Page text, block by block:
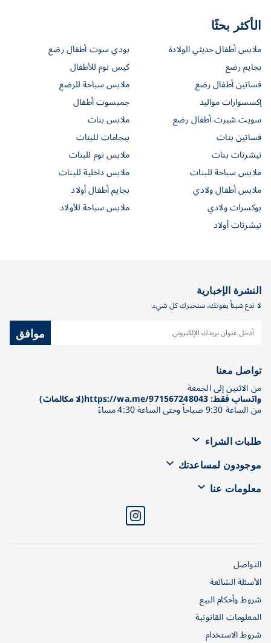
الأكثر بحثًا
ملابس أطفال حديثي الولادة
بودي سوت أطفال رضع
بجايم رضع
كيس نوم للأطفال
فساتين أطفال رضع
ملابس سباحة للرضع
إكسسوارات مواليد
جمبسوت أطفال
سويت شيرت أطفال رضع
ملابس بنات
فساتين بنات
بيجامات للبنات
تيشرتات بنات
ملابس نوم للبنات
ملابس سباحة للبنات
ملابس داخلية للبنات
ملابس أطفال ولادي
بجايم أطفال أولاد
بوكسرات ولادي
ملابس سباحة للأولاد
تيشرتات أولاد
النشرة الإخبارية
لا تدع شيئاً يفوتك، سنخبرك كل شيء.
موافق
تواصل معنا
من الاثنين إلى الجمعة
واتساب فقط: https://wa.me/971567248043(لا مكالمات)
من الساعة 9:30 صباحاً وحتى الساعة 4:30 مساءً
طلبات الشراء
موجودون لمساعدتك
معلومات عنا
التواصل
الأسئلة الشائعة
شروط وأحكام البيع
المعلومات القانونية
شروط الاستخدام